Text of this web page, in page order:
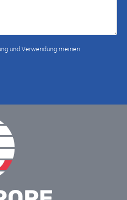
und Verwendung meinen
leer.